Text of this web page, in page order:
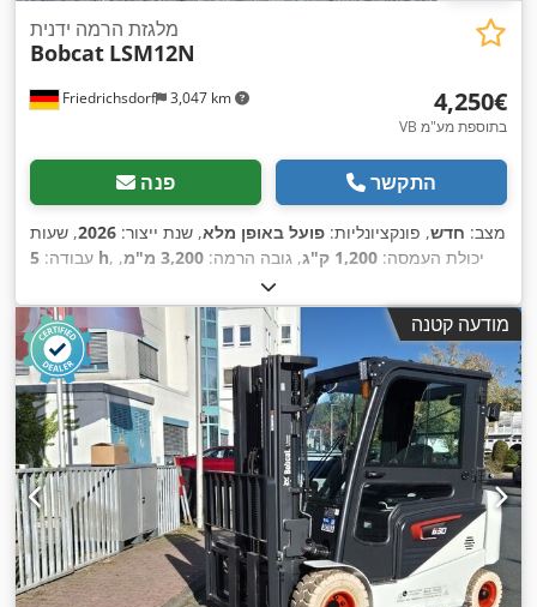
Friedrichsdorf 3,047 km
מלגזת הרמה ידנית
Bobcat LSM12N
‏4,250 ‏€
VB בתוספת מע"מ
פנה התקשר
מצב: חדש, פונקציונליות: פועל באופן מלא, שנת ייצור: 2026, שעות
עבודה: 5 h , יכולת העמסה: 1,200 ק"ג , גובה הרמה: 3,200 מ"מ
,
דוּפּלֶקס
המזלג:1,150 מ"מ , משקל עצמי:585 ק"ג , אורך כולל:1,710 מ"מ
,
סוג הנעה:Elektro , רוחב בנייה:800 מ"מ מודעה קטנה